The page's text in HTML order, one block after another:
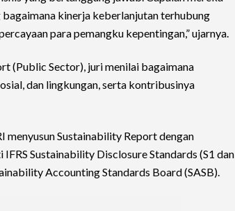
kinerja keberlanjutan terhubung
para pemangku kepentingan,” ujarnya.
(Public Sector), juri menilai bagaimana
dan lingkungan, serta kontribusinya
menyusun Sustainability Report dengan
Sustainability Disclosure Standards (S1 dan
Accounting Standards Board (SASB).